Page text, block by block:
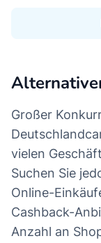
Großer
vielen
Suchen Sie
Online-
Cashback-
Anzahl an